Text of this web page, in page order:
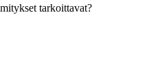
tarkoittavat?